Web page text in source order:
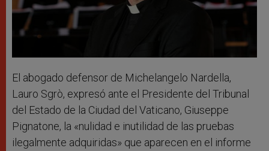
El abogado defensor de Michelangelo Nardella,
Lauro Sgrò, expresó ante el Presidente del Tribunal
del Estado de la Ciudad del Vaticano, Giuseppe
Pignatone, la «nulidad e inutilidad de las pruebas
ilegalmente adquiridas» que aparecen en el informe